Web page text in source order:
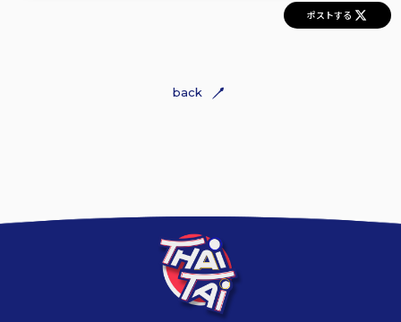
ポストする
back